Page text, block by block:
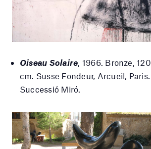
Oiseau Solaire , 1966. Bronze,
cm. Susse Fondeur, Arcueil,
Successió Miró.